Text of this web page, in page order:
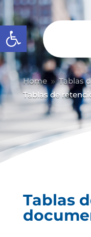
Abrir barra de
Home 9 Tablas
Tablas de
Tablas